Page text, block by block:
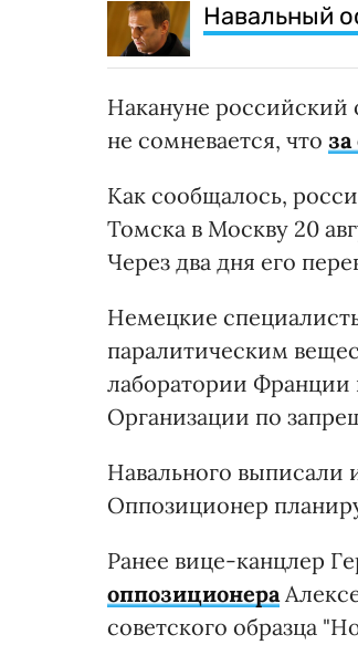
Навальный
Накануне российский
не сомневается, что
Как сообщалось,
Томска в Москву 20
Через два дня его
Немецкие
паралитическим
лаборатории
Организации по
Навального выписали
Оппозиционер
Ранее вице-канцлер
оппозиционера
советского образца